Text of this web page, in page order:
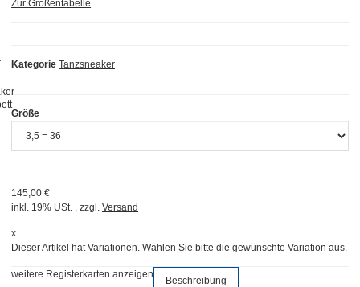
Kategorie Tanzsneaker
Zur Größentabelle
Größe
145,00 €
inkl. 19% USt. , zzgl. Versand
x
Dieser Artikel hat Variationen. Wählen Sie bitte die gewünschte Variation aus.
weitere Registerkarten anzeigen
Beschreibung